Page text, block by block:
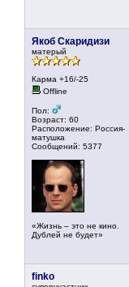
Якоб Скаридизи
матерый
Карма +16/-25
Offline
Пол:
Возраст: 60
Расположение: Россия-
матушка
Сообщений: 5377
«Жизнь – это не кино.
Дублей не будет»
finko